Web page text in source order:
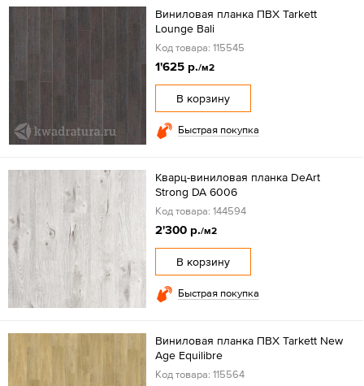
Виниловая планка ПВХ Tarkett
Lounge Bali
Код товара: 115545
1'625 р./м2
В корзину
Быстрая покупка
Кварц-виниловая планка DeArt
Strong DA 6006
Код товара: 144594
2'300 р./м2
В корзину
Быстрая покупка
Виниловая планка ПВХ Tarkett New
Age Equilibre
Код товара: 115564